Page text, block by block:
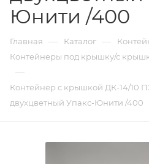
Юнити /400
Главная — Каталог —
Контейнеры под крышку/с
—
Контейнер с крышкой ДК-14/10
двухцветный Упакс-Юнити /400